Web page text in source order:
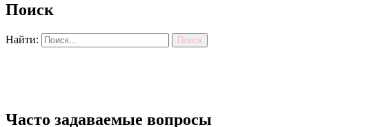
Поиск
Найти:
Часто задаваемые вопросы